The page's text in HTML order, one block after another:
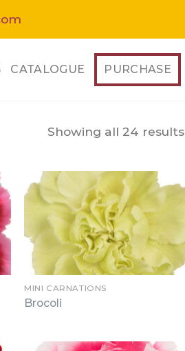
CATALOGUE PURCHASE
Showing all 24 results
MINI CARNATIONS
Brocoli